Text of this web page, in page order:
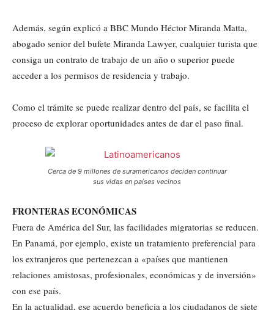
Además, según explicó a BBC Mundo Héctor Miranda Matta,
abogado senior del bufete Miranda Lawyer, cualquier turista que
consiga un contrato de trabajo de un año o superior puede
acceder a los permisos de residencia y trabajo.
Como el trámite se puede realizar dentro del país, se facilita el
proceso de explorar oportunidades antes de dar el paso final.
Cerca de 9 millones de suramericanos deciden continuar
sus vidas en países vecinos
FRONTERAS ECONÓMICAS
Fuera de América del Sur, las facilidades migratorias se reducen.
En Panamá, por ejemplo, existe un tratamiento preferencial para
los extranjeros que pertenezcan a «países que mantienen
relaciones amistosas, profesionales, económicas y de inversión»
con ese país.
En la actualidad, ese acuerdo beneficia a los ciudadanos de siete